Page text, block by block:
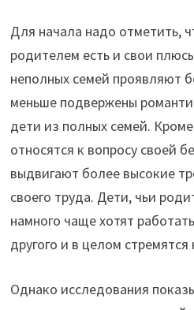
Для начала надо отметить,
родителем есть и свои
неполных семей проявляют
меньше подвержены
дети из полных семей.
относятся к вопросу своей
выдвигают более высокие
своего труда. Дети, чьи
намного чаще хотят
другого и в целом
Однако исследования